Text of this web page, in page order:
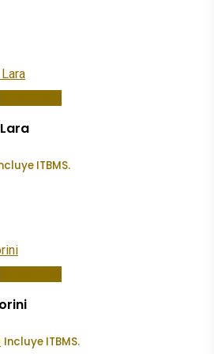
ITBMS.
El
precio
Incluye ITBMS.